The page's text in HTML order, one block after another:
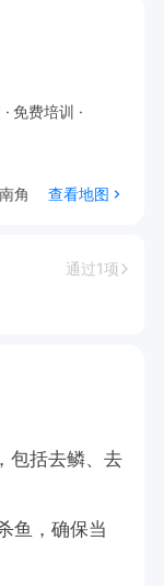
免费培训
角
查看地图
通过1项
包括去鳞、去
鱼，确保当